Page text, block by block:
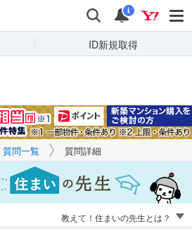
検索 通知
i
ID新規取得
キーワードで
質問を探す
質問一覧 質問詳細
教えて！住まいの先生とは？